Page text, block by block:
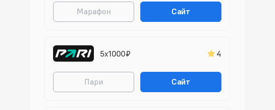
Марафон Сайт
5х1000₽ 4
Пари Сайт